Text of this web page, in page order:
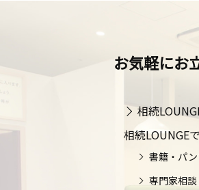
お気軽にお
相続
相続LOUNGE
書籍・パ
専門家相談